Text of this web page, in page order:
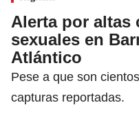
Alerta por altas
sexuales en
Atlántico
Pese a que son
capturas reportadas.